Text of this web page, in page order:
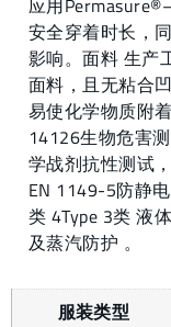
应用
安全穿着时长，
影响。面料 生产
面料，且无粘合
易使化学物质附
14126生物危害
学战剂抗性测试
EN 1149-5防静
类 4Type 3类 液
及蒸汽防护 。
服装类型